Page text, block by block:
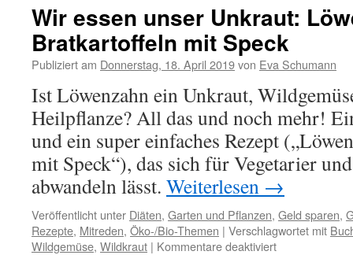
Wir essen unser Unkraut:
Bratkartoffeln mit Speck
Publiziert am Donnerstag, 18. April 2019von Eva Schumann
Ist Löwenzahn ein Unkraut,
Heilpflanze? All das und noch mehr!
und ein super einfaches Rezept
mit Speck“), das sich für Vegetarier
abwandeln lässt. Weiterlesen →
Veröffentlicht unter Diäten, Garten und Pflanzen, Geld sparen,
Rezepte, Mitreden, Öko-/Bio-Themen | Verschlagwortet mit
Wildgemüse, Wildkraut | Kommentare deaktiviert